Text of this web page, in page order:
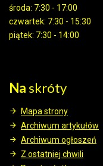
środa: 7:30 - 17:00
czwartek: 7:30 - 15:30
piątek: 7:30 - 14:00
Naskróty
Mapa strony
Archiwum artykułów
Archiwum ogłoszeń
Z ostatniej chwili